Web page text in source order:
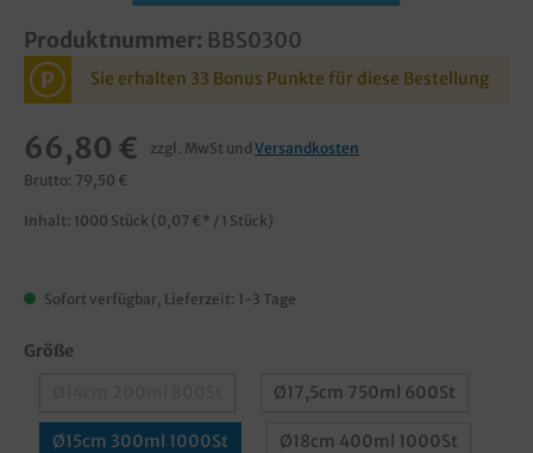
Produktnummer: BBS0300
P Sie erhalten 33 Bonus Punkte für diese Bestellung
66,80 € zzgl. MwSt und Versandkosten
Brutto: 79,50 €
Inhalt: 1000 Stück (0,07 €* / 1 Stück)
Sofort verfügbar, Lieferzeit: 1-3 Tage
Größe
Ø17,5cm 750ml 600St
Ø15cm 300ml 1000St Ø18cm 400ml 1000St